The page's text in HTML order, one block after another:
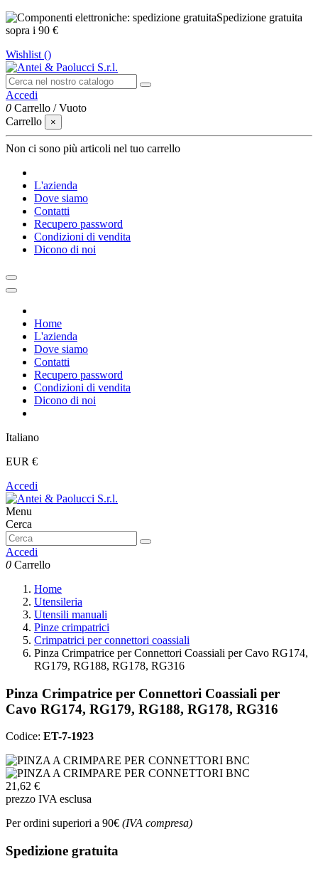
Spedizione gratuita
sopra i 90 €
Wishlist ()
Accedi
0 Carrello /Vuoto
Carrello
×
Non ci sono più articoli nel tuo carrello
L'azienda
Dove siamo
Contatti
Recupero password
Condizioni di vendita
Dicono di noi
Home
L'azienda
Dove siamo
Contatti
Recupero password
Condizioni di vendita
Dicono di noi
Italiano
EUR €
Accedi
Menu
Cerca
Accedi
0 Carrello
Home
Utensileria
Utensili manuali
Pinze crimpatrici
Crimpatrici per connettori coassiali
Pinza Crimpatrice per Connettori Coassiali per Cavo RG174,
RG179, RG188, RG178, RG316
Pinza Crimpatrice per Connettori Coassiali per
Cavo RG174, RG179, RG188, RG178, RG316
Codice: ET-7-1923
21,62 €
prezzo IVA esclusa
Per ordini superiori a 90€ (IVA compresa)
Spedizione gratuita